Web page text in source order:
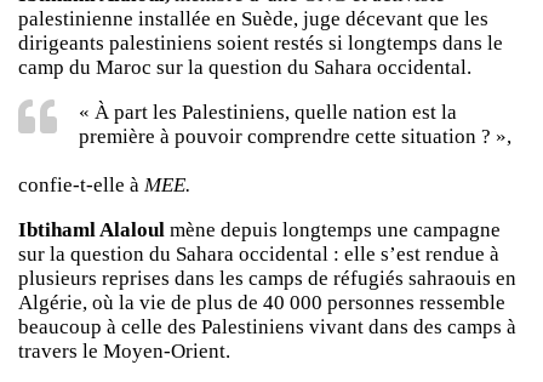
palestinienne installée en Suède, juge décevant que les
dirigeants palestiniens soient restés si longtemps dans le
camp du Maroc sur la question du Sahara occidental.
« À part les Palestiniens, quelle nation est la
première à pouvoir comprendre cette situation ? »,
confie-t-elle à MEE.
Ibtihaml Alaloul mène depuis longtemps une campagne
sur la question du Sahara occidental : elle s’est rendue à
plusieurs reprises dans les camps de réfugiés sahraouis en
Algérie, où la vie de plus de 40 000 personnes ressemble
beaucoup à celle des Palestiniens vivant dans des camps à
travers le Moyen-Orient.